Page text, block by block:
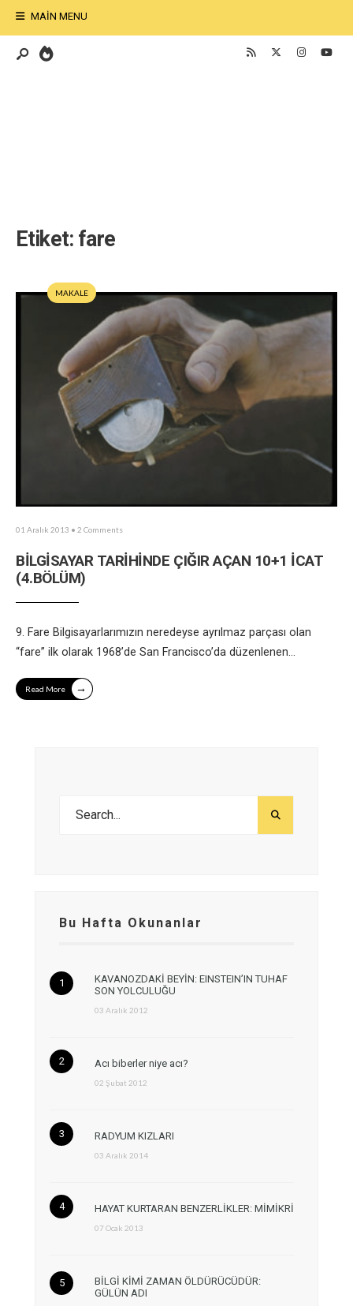
MAIN MENU
Etiket: fare
MAKALE
01 Aralık 2013 • 2 Comments
BİLGİSAYAR TARİHİNDE ÇIĞIR AÇAN 10+1 İCAT
(4.BÖLÜM)
9. Fare Bilgisayarlarımızın neredeyse ayrılmaz parçası olan
“fare” ilk olarak 1968’de San Francisco’da düzenlenen...
Read More →
Bu Hafta Okunanlar
KAVANOZDAKİ BEYİN: EINSTEIN’IN TUHAF
SON YOLCULUĞU
03 Aralık 2012
Acı biberler niye acı?
02 Şubat 2012
RADYUM KIZLARI
03 Aralık 2014
HAYAT KURTARAN BENZERLİKLER: MİMİKRİ
07 Ocak 2013
BİLGİ KİMİ ZAMAN ÖLDÜRÜCÜDÜR:
GÜLÜN ADI